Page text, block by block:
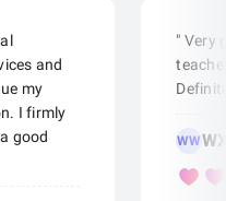
and
my
I firmly
good
" Very
WW